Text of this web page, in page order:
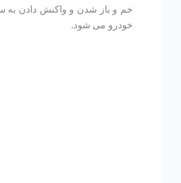
خم و باز شدن و واکنش دادن به
خودرو می شود.